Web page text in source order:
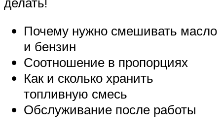
Почему нужно смешивать масло
и бензин
Соотношение в пропорциях
Как и сколько хранить
топливную смесь
Обслуживание после работы